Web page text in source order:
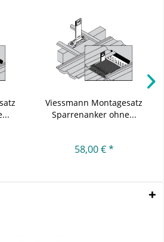
Viessmann Montagesatz
Sparrenanker ohne...
58,00 € *